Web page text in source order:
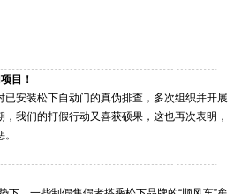
目！
安装松下自动门的真伪排查，多次组织并开展
我们的打假行动又喜获硕果，这也再次表明，